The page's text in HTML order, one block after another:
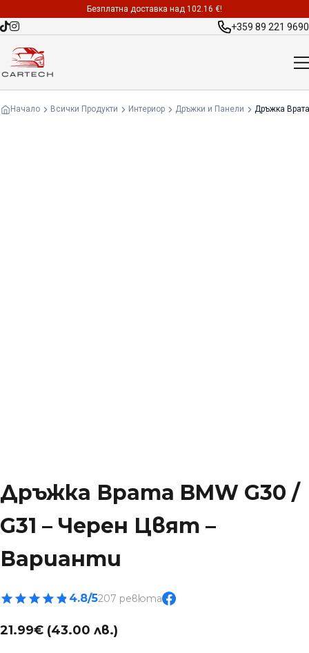
Безплатна доставка над 102.16 €!
+359 89 221 9690
Начало Всички Продукти Интериор Дръжки и Панели Дръжка
Дръжка Врата BMW G30 /
G31 – Черен Цвят –
Варианти
4.8/5207 ревюта
21.99€ (43.00 лв.)